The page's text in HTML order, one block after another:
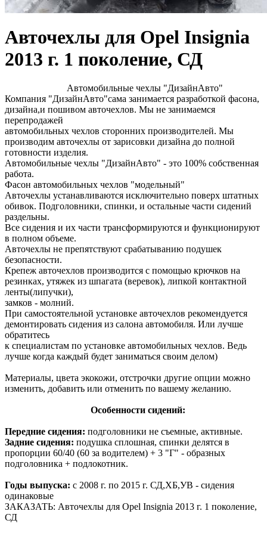
Авточехлы для Opel Insignia
2013 г. 1 поколение, СД
Автомобильные чехлы "ДизайнАвто"
Компания "ДизайнАвто"сама занимается разработкой фасона,
дизайна,и пошивом авточехлов. Мы не занимаемся
перепродажей
автомобильных чехлов сторонних производителей. Мы
производим авточехлы от зарисовки дизайна до полной
готовности изделия.
Автомобильные чехлы "ДизайнАвто" - это 100% собственная
работа.
Фасон автомобильных чехлов "модельный"
Авточехлы устанавливаются исключительно поверх штатных
обивок. Подголовники, спинки, и остальные части сидений
раздельны.
Все сидения и их части трансформируются и функционируют
в полном объеме.
Авточехлы не препятствуют срабатыванию подушек
безопасности.
Крепеж авточехлов производится с помощью крючков на
резинках, утяжек из шпагата (веревок), липкой контактной
ленты(липучки),
замков - молний.
При самостоятельной установке авточехлов рекомендуется
демонтировать сидения из салона автомобиля. Или лучше
обратитесь
к специалистам по установке автомобильных чехлов. Ведь
лучше когда каждый будет заниматься своим делом)
Материалы, цвета экокожи, отстрочки другие опции можно
изменить, добавить или отменить по вашему желанию.
Особенности сидений:
Передние сидения: подголовники не съемные, активные.
Задние сидения: подушка сплошная, спинки делятся в
пропорции 60/40 (60 за водителем) + 3 "Г" - образных
подголовника + подлокотник.
Годы выпуска: с 2008 г. по 2015 г. СД,ХБ,УВ - сидения
одинаковые
ЗАКАЗАТЬ: Авточехлы для Opel Insignia 2013 г. 1 поколение,
СД